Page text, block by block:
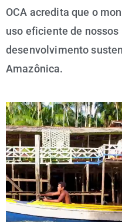
OCA acredita que o
uso eficiente de nossos
desenvolvimento
Amazônica.